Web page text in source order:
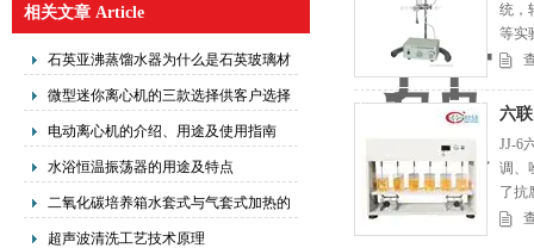
相关文章 Article
石英亚沸蒸馏水器为什么是石英玻璃材
质
微型迷你离心机的三款选择供客户选择
电动离心机的介绍、用途及使用指南
水浴恒温振荡器的用途及特点
二氧化碳培养箱水套式与气套式加热的
区别与联系！
超声波清洗工艺技术原理
统，
等实
六
JJ-6
调、
了抗
果Z